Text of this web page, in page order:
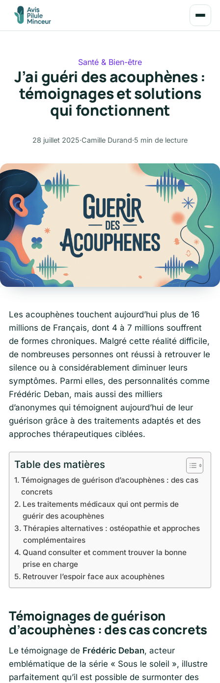
Santé & Bien-être
J’ai guéri des acouphènes :
témoignages et solutions
qui fonctionnent
28 juillet 2025·Camille Durand·5 min de lecture
Les acouphènes touchent aujourd’hui plus de 16
millions de Français, dont 4 à 7 millions souffrent
de formes chroniques. Malgré cette réalité difficile,
de nombreuses personnes ont réussi à retrouver le
silence ou à considérablement diminuer leurs
symptômes. Parmi elles, des personnalités comme
Frédéric Deban, mais aussi des milliers
d’anonymes qui témoignent aujourd’hui de leur
guérison grâce à des traitements adaptés et des
approches thérapeutiques ciblées.
Table des matières
Témoignages de guérison d’acouphènes : des cas
concrets
Les traitements médicaux qui ont permis de
guérir des acouphènes
Thérapies alternatives : ostéopathie et approches
complémentaires
Quand consulter et comment trouver la bonne
prise en charge
Retrouver l’espoir face aux acouphènes
Témoignages de guérison
d’acouphènes : des cas concrets
Le témoignage de Frédéric Deban, acteur
emblématique de la série « Sous le soleil », illustre
parfaitement qu’il est possible de surmonter des